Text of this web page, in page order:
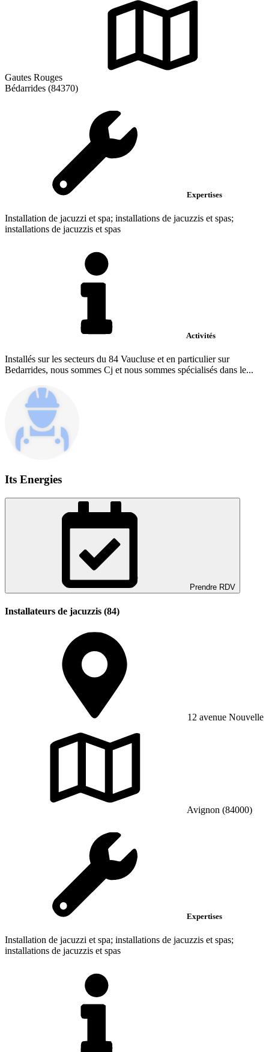
Gautes Rouges
Bédarrides (84370)
Expertises
Installation de jacuzzi et spa; installations de jacuzzis et spas;
installations de jacuzzis et spas
Activités
Installés sur les secteurs du 84 Vaucluse et en particulier sur
Bedarrides, nous sommes Cj et nous sommes spécialisés dans le...
Its Energies
Prendre RDV
Installateurs de jacuzzis (84)
12 avenue Nouvelle
Avignon (84000)
Expertises
Installation de jacuzzi et spa; installations de jacuzzis et spas;
installations de jacuzzis et spas